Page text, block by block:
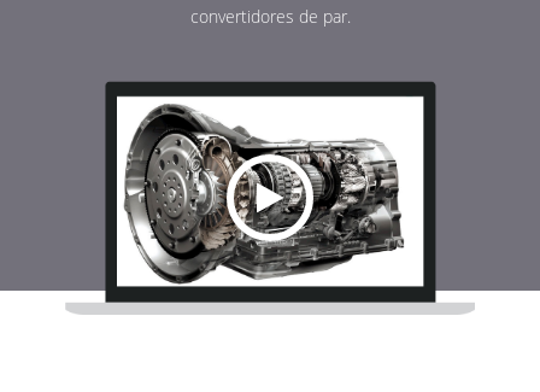
convertidores de par.